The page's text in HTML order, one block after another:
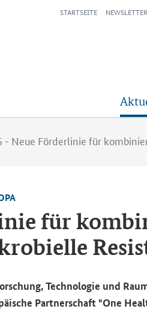
STARTSEITE NEWSLETTER
- Neue Förderlinie für
für
Tech­no­lo­gie und
Part­ner­schaft "One